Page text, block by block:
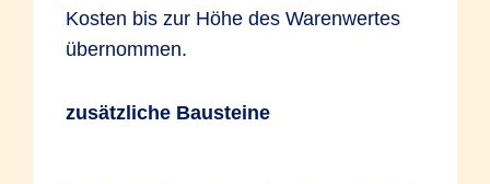
Kosten bis zur Höhe des Warenwertes
übernommen.
zusätzliche Bausteine